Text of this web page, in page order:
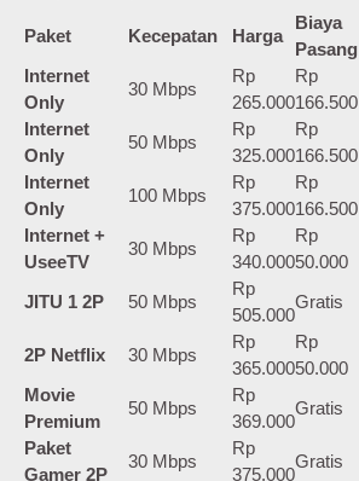
Paket Kecepatan Harga
Biaya
Pasang
Internet
Only
30 Mbps
Rp
265.000
Rp
166.500
Internet
Only
50 Mbps
Rp
325.000
Rp
166.500
Internet
Only
100 Mbps
Rp
375.000
Rp
166.500
Internet +
UseeTV
30 Mbps
Rp
340.000
Rp
50.000
JITU 1 2P
50 Mbps
Rp
505.000
Gratis
2P Netflix
30 Mbps
Rp
365.000
Rp
50.000
Movie
Premium
50 Mbps
Rp
369.000
Gratis
Paket
Gamer 2P
30 Mbps
Rp
375.000
Gratis